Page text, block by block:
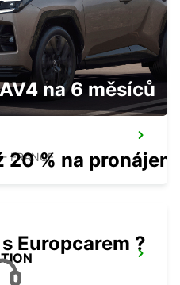
FRANCE
na 6 měsíců
20 % na pronájem
Europcarem ?